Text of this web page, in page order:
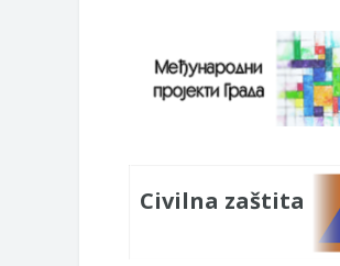
Civilna zaštita